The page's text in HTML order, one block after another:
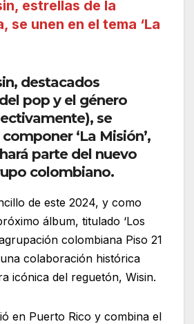
estrellas de la
se unen en el tema ‘La
destacados
pop y el género
se
‘La Misión’,
parte del nuevo
colombiano.
de este 2024, y como
álbum, titulado ‘Los
colombiana Piso 21
colaboración histórica
icónica del reguetón, Wisin.
en Puerto Rico y combina el